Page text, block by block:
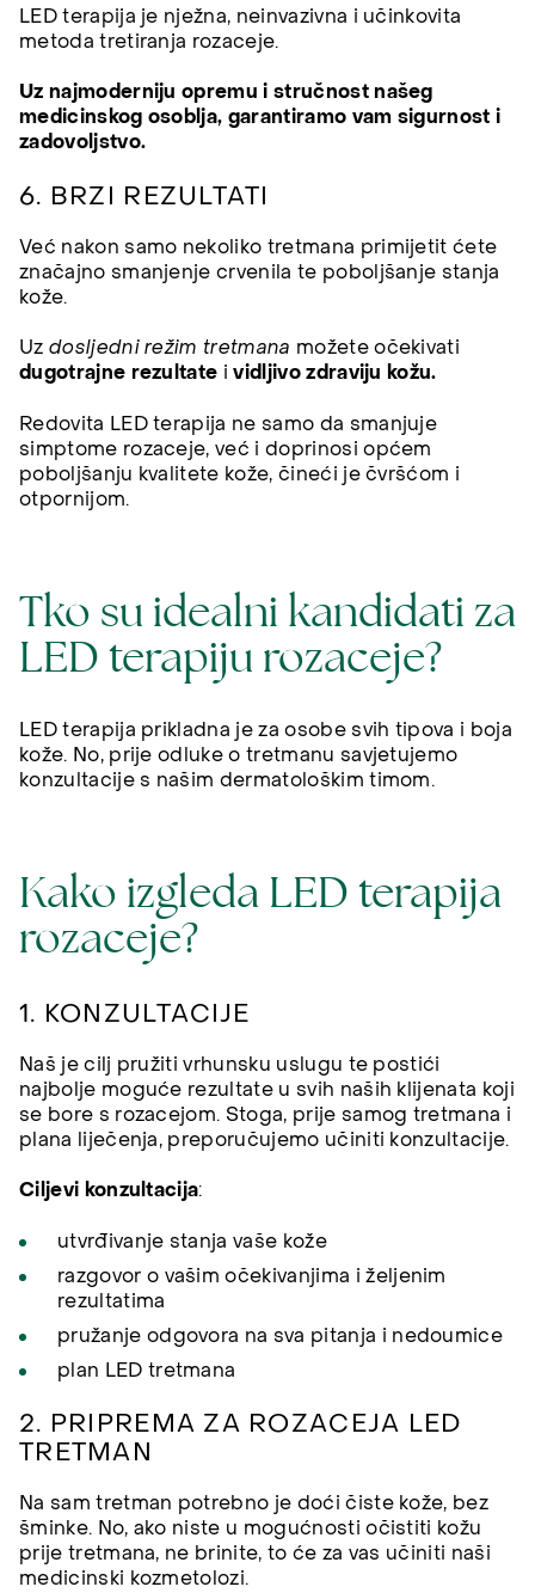
LED terapija je nježna, neinvazivna i učinkovita
metoda tretiranja rozaceje.
Uz najmoderniju opremu i stručnost našeg
medicinskog osoblja, garantiramo vam sigurnost i
zadovoljstvo.
6. BRZI REZULTATI
Već nakon samo nekoliko tretmana primijetit ćete
značajno smanjenje crvenila te poboljšanje stanja
kože.
Uz dosljedni režim tretmana možete očekivati
dugotrajne rezultate ividljivo zdraviju kožu.
Redovita LED terapija ne samo da smanjuje
simptome rozaceje, već i doprinosi općem
poboljšanju kvalitete kože, čineći je čvršćom i
otpornijom.
Tko su idealni kandidati za
LED terapiju rozaceje?
LED terapija prikladna je za osobe svih tipova i boja
kože. No, prije odluke o tretmanu savjetujemo
konzultacije s našim dermatološkim timom.
Kako izgleda LED terapija
rozaceje?
1. KONZULTACIJE
Naš je cilj pružiti vrhunsku uslugu te postići
najbolje moguće rezultate u svih naših klijenata koji
se bore s rozacejom. Stoga, prije samog tretmana i
plana liječenja, preporučujemo učiniti konzultacije.
Ciljevi konzultacija:
utvrđivanje stanja vaše kože
razgovor o vašim očekivanjima i željenim
rezultatima
pružanje odgovora na sva pitanja i nedoumice
plan LED tretmana
2. PRIPREMA ZA ROZACEJA LED
TRETMAN
Na sam tretman potrebno je doći čiste kože, bez
šminke. No, ako niste u mogućnosti očistiti kožu
prije tretmana, ne brinite, to će za vas učiniti naši
medicinski kozmetolozi.